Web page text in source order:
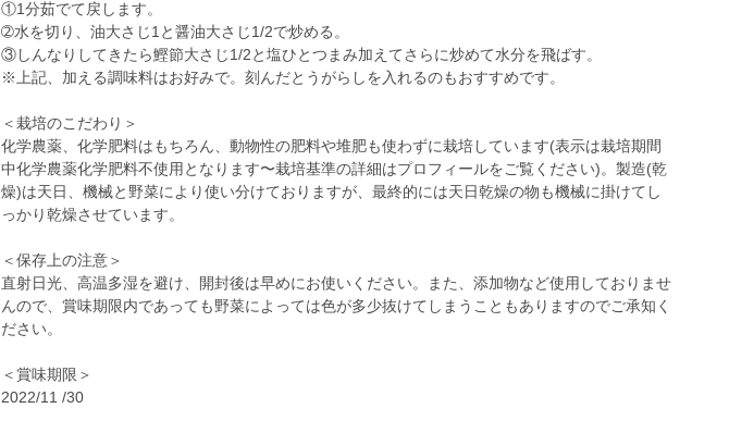
①1分茹でて戻します。
➁水を切り、油大さじ1と醤油大さじ1/2で炒める。
③しんなりしてきたら鰹節大さじ1/2と塩ひとつまみ加えてさらに炒めて水分を飛ばす。
※上記、加える調味料はお好みで。刻んだとうがらしを入れるのもおすすめです。
＜栽培のこだわり＞
化学農薬、化学肥料はもちろん、動物性の肥料や堆肥も使わずに栽培しています(表示は栽培期間
中化学農薬化学肥料不使用となります〜栽培基準の詳細はプロフィールをご覧ください)。製造(乾
燥)は天日、機械と野菜により使い分けておりますが、最終的には天日乾燥の物も機械に掛けてし
っかり乾燥させています。
＜保存上の注意＞
直射日光、高温多湿を避け、開封後は早めにお使いください。また、添加物など使用しておりませ
んので、賞味期限内であっても野菜によっては色が多少抜けてしまうこともありますのでご承知く
ださい。
＜賞味期限＞
2022/11 /30